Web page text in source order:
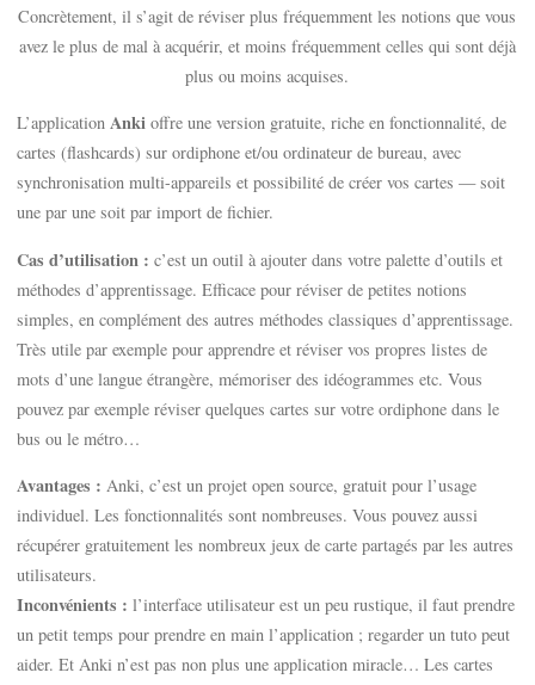
Concrètement, il s’agit de réviser plus fréquemment les notions que vous
avez le plus de mal à acquérir, et moins fréquemment celles qui sont déjà
plus ou moins acquises.
L’applicationAnki offre une version gratuite, riche en fonctionnalité, de
cartes (flashcards) sur ordiphone et/ou ordinateur de bureau, avec
synchronisation multi-appareils et possibilité de créer vos cartes — soit
une par une soit par import de fichier.
Cas d’utilisation : c’est un outil à ajouter dans votre palette d’outils et
méthodes d’apprentissage. Efficace pour réviser de petites notions
simples, en complément des autres méthodes classiques d’apprentissage.
Très utile par exemple pour apprendre et réviser vos propres listes de
mots d’une langue étrangère, mémoriser des idéogrammes etc. Vous
pouvez par exemple réviser quelques cartes sur votre ordiphone dans le
bus ou le métro…
Avantages : Anki, c’est un projet open source, gratuit pour l’usage
individuel. Les fonctionnalités sont nombreuses. Vous pouvez aussi
récupérer gratuitement les nombreux jeux de carte partagés par les autres
utilisateurs.
Inconvénients : l’interface utilisateur est un peu rustique, il faut prendre
un petit temps pour prendre en main l’application ; regarder un tuto peut
aider. Et Anki n’est pas non plus une application miracle… Les cartes